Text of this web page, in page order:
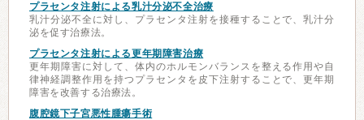
プラセンタ注射による乳汁分泌不全治療
乳汁分泌不全に対し、プラセンタ注射を接種することで、乳汁分
泌を促す治療法。
プラセンタ注射による更年期障害治療
更年期障害に対して、体内のホルモンバランスを整える作用や自
律神経調整作用を持つプラセンタを皮下注射することで、更年期
障害を改善する治療法。
腹腔鏡下子宮悪性腫瘍手術